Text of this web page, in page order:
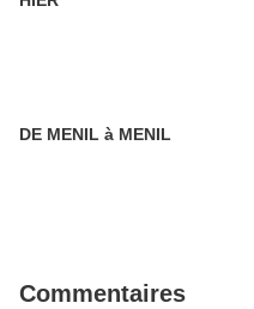
DE MENIL à MENIL
Commentaires